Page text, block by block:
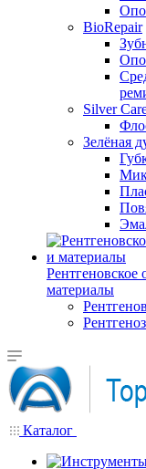
BioRepair
Silver
Зелёная
Рентгеновское
материалы
Каталог